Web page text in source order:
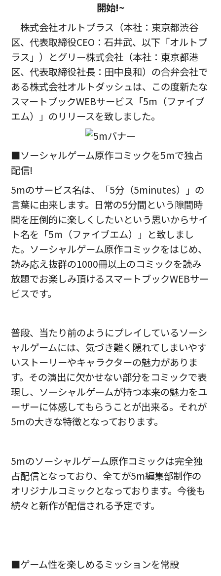
開始!~
株式会社オルトプラス（本社：東京都渋谷
区、代表取締役CEO：石井武、以下「オルトプ
ラス」）とグリー株式会社（本社：東京都港
区、代表取締役社長：田中良和）の合弁会社で
ある株式会社オルトダッシュは、この度新たな
スマートブックWEBサービス 「5m（ファイブ
エム）」 のリリースを致しました。
■ソーシャルゲーム原作コミックを5mで独占
配信!
5mのサービス名は、「5分（5minutes）」の
言葉に由来します。日常の5分間という隙間時
間を圧倒的に楽しくしたいという思いからサイ
ト名を「5m（ファイブエム）」と致しまし
た。 ソーシャルゲーム原作コミックをはじめ、
読み応え抜群の1000冊以上のコミックを読み
放題でお楽しみ頂けるスマートブックWEBサー
ビスです。
普段、当たり前のようにプレイしているソーシ
ャルゲームには、気づき難く隠れてしまいやす
いストーリーやキャラクターの魅力がありま
す。その演出に欠かせない部分をコミックで表
現し、ソーシャルゲームが持つ本来の魅力をユ
ーザーに体感してもらうことが出来る。それが
5mの大きな特徴となっております。
5mのソーシャルゲーム原作コミックは完全独
占配信となっており、全てが5m編集部制作の
オリジナルコミックとなっております。今後も
続々と新作が配信される予定です。
■ゲーム性を楽しめるミッションを常設